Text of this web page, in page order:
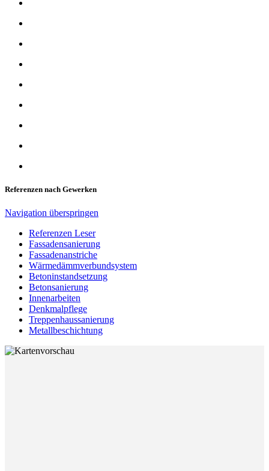
Referenzen nach Gewerken
Navigation überspringen
Referenzen Leser
Fassadensanierung
Fassadenanstriche
Wärmedämmverbundsystem
Betoninstandsetzung
Betonsanierung
Innenarbeiten
Denkmalpflege
Treppenhaussanierung
Metallbeschichtung